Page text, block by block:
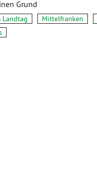
Grund
Landtag Mittelfranken